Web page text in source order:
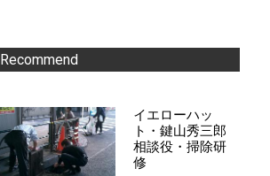
Recommend
イエローハッ
ト・鍵山秀三郎
相談役・掃除研
修